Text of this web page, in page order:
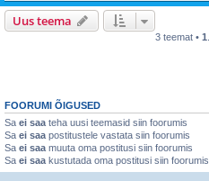
Uus teema
3 teemat • 1
FOORUMI ÕIGUSED
Sa ei saa teha uusi teemasid siin foorumis
Sa ei saa postitustele vastata siin foorumis
Sa ei saa muuta oma postitusi siin foorumis
Sa ei saa kustutada oma postitusi siin foorumis